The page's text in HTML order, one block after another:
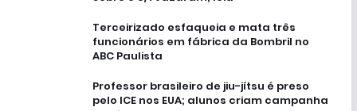
Terceirizado esfaqueia e mata três
funcionários em fábrica da Bombril no
ABC Paulista
Professor brasileiro de jiu-jítsu é preso
pelo ICE nos EUA; alunos criam campanha